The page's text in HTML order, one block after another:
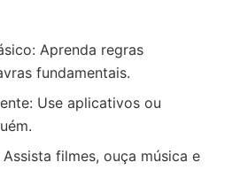
Aprenda regras
fundamentais.
Use aplicativos ou
filmes, ouça música e